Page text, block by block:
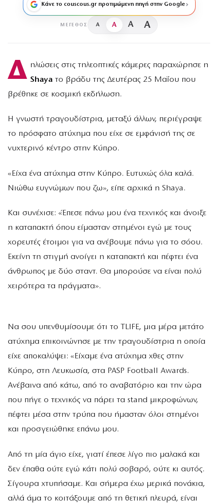
Κάνε το couscous.gr προτιμώμενη πηγή στην Google
ΜΈΓΕΘΟΣ A A A A
Δ ηλώσεις στις τηλεοπτικές κάμερες παραχώρησε η
Shayaτο βράδυ της Δευτέρας 25 Μαΐου που
βρέθηκε σε κοσμική εκδήλωση.
Η γνωστή τραγουδίστρια, μεταξύ άλλων, περιέγραψε
το πρόσφατο ατύχημα που είχε σε εμφάνισή της σε
νυχτερινό κέντρο στην Κύπρο.
«Είχα ένα ατύχημα στην Κύπρο. Ευτυχώς όλα καλά.
Νιώθω ευγνώμων που ζω», είπε αρχικά η Shaya.
Και συνέχισε: «Έπεσε πάνω μου ένα τεχνικός και άνοιξε
η καταπακτή όπου είμασταν στημένοι εγώ με τους
χορευτές έτοιμοι για να ανέβουμε πάνω για το σόου.
Εκείνη τη στιγμή ανοίγει η καταπακτή και πέφτει ένα
άνθρωπος με δύο σταντ. Θα μπορούσε να είναι πολύ
χειρότερα τα πράγματα».
Να σου υπενθυμίσουμε ότι το TLIFE, μια μέρα μετάτο
ατύχημα επικοινώνησε με την τραγουδίστρια η οποία
είχε αποκαλύψει: «Είχαμε ένα ατύχημα χθες στην
Κύπρο, στη Λευκωσία, στα PASP Football Awards.
Ανέβαινα από κάτω, από το αναβατόριο και την ώρα
που πήγε ο τεχνικός να πάρει τα stand μικροφώνων,
πέφτει μέσα στην τρύπα που ήμασταν όλοι στημένοι
και προσγειώθηκε επάνω μου.
Από τη μία άγιο είχε, γιατί έπεσε λίγο πιο μαλακά και
δεν έπαθα ούτε εγώ κάτι πολύ σοβαρό, ούτε κι αυτός.
Σίγουρα χτυπήσαμε. Και σήμερα έχω μερικά πονάκια,
αλλά άμα το κοιτάξουμε από τη θετική πλευρά, είναι